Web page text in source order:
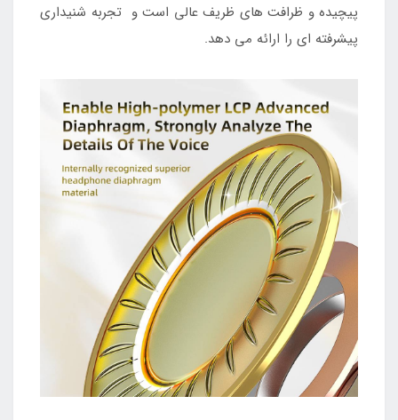
پیچیده و ظرافت های ظریف عالی است و تجربه شنیداری
پیشرفته ای را ارائه می دهد.